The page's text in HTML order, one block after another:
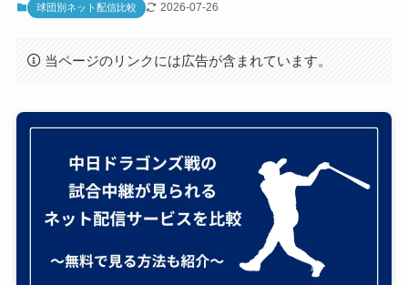
球団別ネット配信比較 2026-07-26
当ページのリンクには広告が含まれています。